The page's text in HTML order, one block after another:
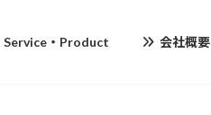
Service・Product 会社概要